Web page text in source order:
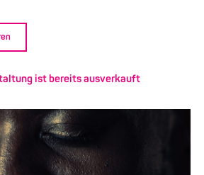
ist bereits ausverkauft